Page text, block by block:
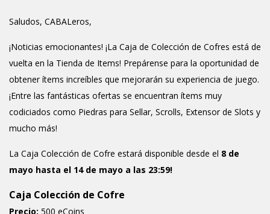
Saludos, CABALeros,
¡Noticias emocionantes! ¡La Caja de Colección de Cofres está de
vuelta en la Tienda de Items! Prepárense para la oportunidad de
obtener ítems increíbles que mejorarán su experiencia de juego.
¡Entre las fantásticas ofertas se encuentran ítems muy
codiciados como Piedras para Sellar, Scrolls, Extensor de Slots y
mucho más!
La Caja Colección de Cofre estará disponible desde el 8 de
mayo hasta el 14 de mayo a las 23:59!
Caja Colección de Cofre
Precio: 500 eCoins